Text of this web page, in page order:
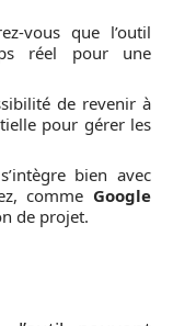
vous que l’outil
réel pour une
de revenir à
pour gérer les
bien avec
comme Google
de projet.